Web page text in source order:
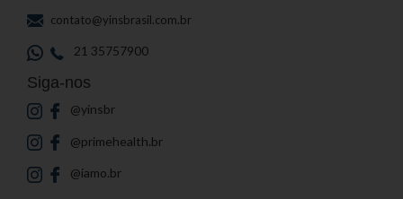
contato@yinsbrasil.com.br
21 35757900
Siga-nos
@yinsbr
@primehealth.br
@iamo.br